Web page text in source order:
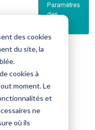
des cookies
du site, la
cookies à
moment. Le
et
ne
où ils
Paramètres
des